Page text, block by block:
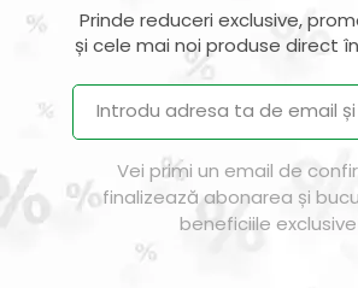
Prinde reduceri exclusive,
și cele mai noi produse direct
Vei primi un email de
finalizează abonarea și
beneficiile